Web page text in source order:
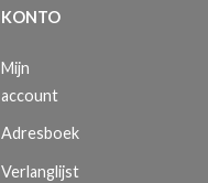
KONTO
Mijn
account
Adresboek
Verlanglijst